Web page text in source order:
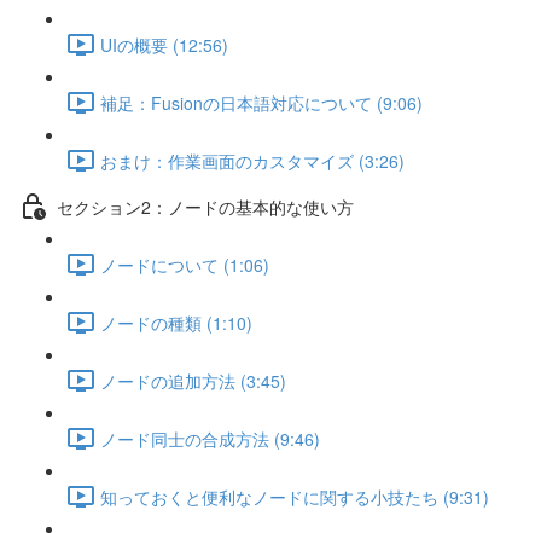
UIの概要 (12:56)
補足：Fusionの日本語対応について (9:06)
おまけ：作業画面のカスタマイズ (3:26)
セクション2：ノードの基本的な使い方
ノードについて (1:06)
ノードの種類 (1:10)
ノードの追加方法 (3:45)
ノード同士の合成方法 (9:46)
知っておくと便利なノードに関する小技たち (9:31)